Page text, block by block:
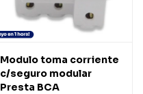
Modulo toma corriente
c/seguro modular
Presta BCA